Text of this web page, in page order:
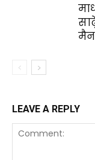
LEAVE A REPLY